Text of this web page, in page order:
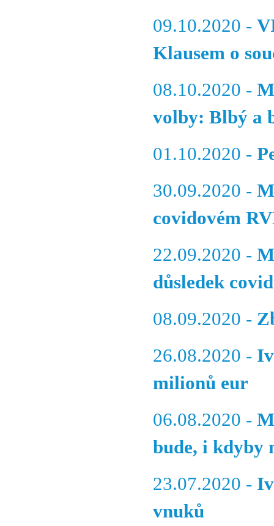
09.10.2020 -
Klausem o
08.10.2020 -
volby: Blbý a
01.10.2020 -
30.09.2020 -
covidovém
22.09.2020 -
důsledek
08.09.2020 -
26.08.2020 -
milionů eur
06.08.2020 -
bude, i kdyby
23.07.2020 -
vnuků